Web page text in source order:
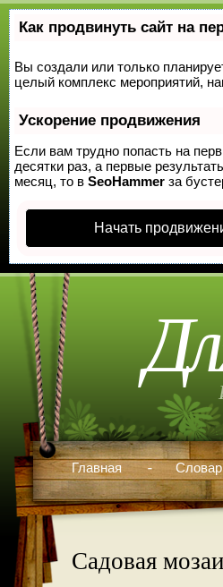
Как продвинуть сайт на
Вы создали или только
целый комплекс мероприятий,
Ускорение продвижения
Если вам трудно попасть на
десятки раз, а первые
месяц, то в SeoHammer за
Начать
Главная
Садовая